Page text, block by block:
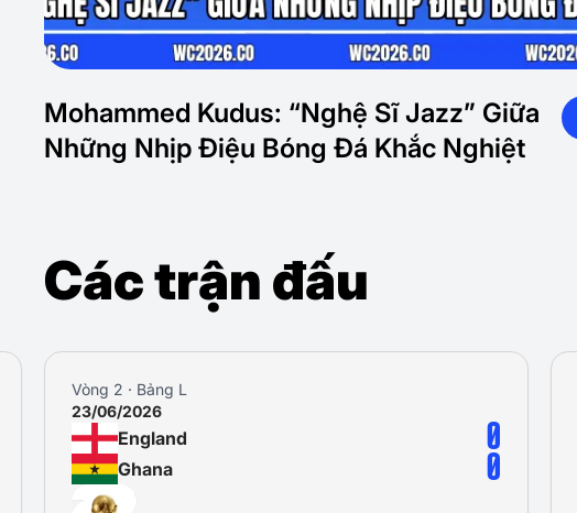
Mohammed Kudus: “Nghệ Sĩ Jazz” Giữa
Những Nhịp Điệu Bóng Đá Khắc Nghiệt
Các trận đấu
Vòng 2 · Bảng L
23/06/2026
England
Ghana
0
0